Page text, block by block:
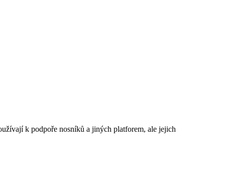
k podpoře nosníků a jiných platforem, ale jejich